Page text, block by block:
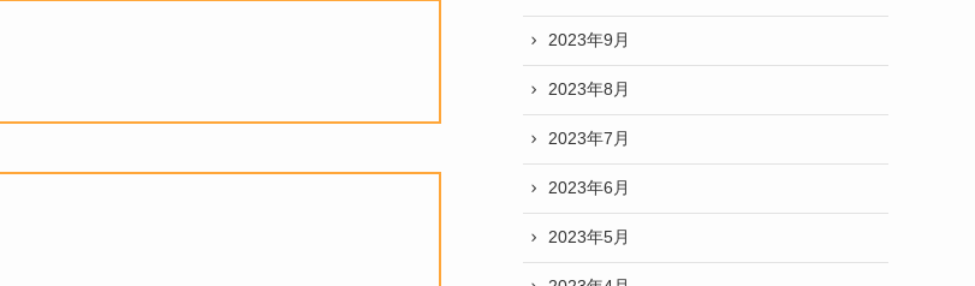
2023年9月
2023年8月
2023年7月
2023年6月
2023年5月